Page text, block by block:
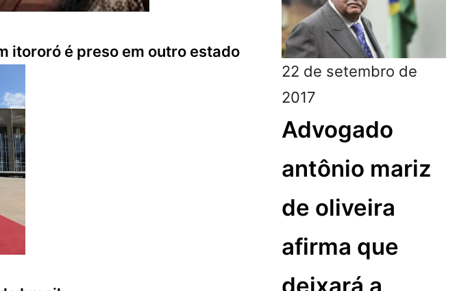
itororó é preso em outro estado
22 de setembro de
2017
Advogado
antônio mariz
de oliveira
afirma que
deixará a